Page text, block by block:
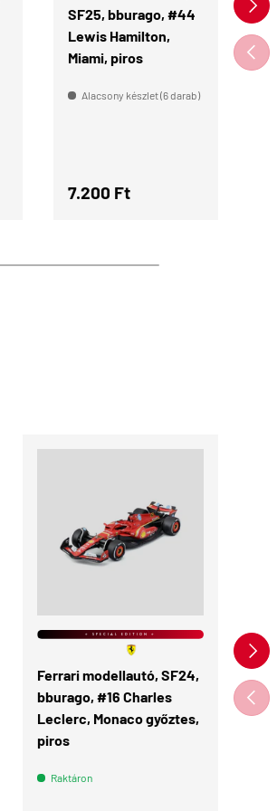
SF25, bburago, #44
Lewis Hamilton,
Miami, piros
Alacsony készlet (6 darab)
Normál ár
7.200 Ft
ELŐZŐ
ELŐZŐ
⭐ SPECIAL EDITION ⭐
Ferrari modellautó, SF24,
bburago, #16 Charles
Leclerc, Monaco győztes,
piros
Raktáron